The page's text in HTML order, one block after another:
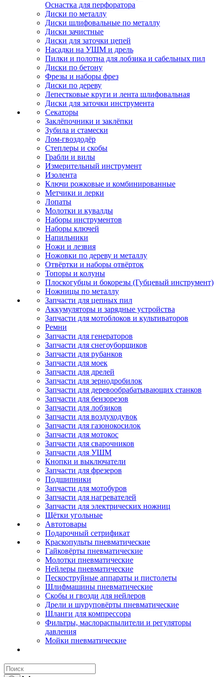
Оснастка для перфоратора
Диски по металлу
Диски шлифовальные по металлу
Диски зачистные
Диски для заточки цепей
Насадки на УШМ и дрель
Пилки и полотна для лобзика и сабельных пил
Диски по бетону
Фрезы и наборы фрез
Диски по дереву
Лепестковые круги и лента шлифовальная
Диски для заточки инструмента
Секаторы
Заклёпочники и заклёпки
Зубила и стамески
Лом-гвоздодёр
Степлеры и скобы
Грабли и вилы
Измерительный инструмент
Изолента
Ключи рожковые и комбинированные
Метчики и лерки
Лопаты
Молотки и кувалды
Наборы инструментов
Наборы ключей
Напильники
Ножи и лезвия
Ножовки по дереву и металлу
Отвёртки и наборы отвёрток
Топоры и колуны
Плоскогубцы и бокорезы (Губцевый инструмент)
Ножницы по металлу
Запчасти для цепных пил
Аккумуляторы и зарядные устройства
Запчасти для мотоблоков и культиваторов
Ремни
Запчасти для генераторов
Запчасти для снегоуборщиков
Запчасти для рубанков
Запчасти для моек
Запчасти для дрелей
Запчасти для зернодробилок
Запчасти для деревообрабатывающих станков
Запчасти для бензорезов
Запчасти для лобзиков
Запчасти для воздуходувок
Запчасти для газонокосилок
Запчасти для мотокос
Запчасти для сварочников
Запчасти для УШМ
Кнопки и выключатели
Запчасти для фрезеров
Подшипники
Запчасти для мотобуров
Запчасти для нагревателей
Запчасти для электрических ножниц
Щётки угольные
Автотовары
Подарочный сетрификат
Краскопульты пневматические
Гайковёрты пневматические
Молотки пневматические
Нейлеры пневматические
Пескоструйные аппараты и пистолеты
Шлифмашины пневматические
Скобы и гвозди для нейлеров
Дрели и шуруповёрты пневматические
Шланги для компрессора
Фильтры, маслораспылители и регуляторы
давления
Мойки пневматические